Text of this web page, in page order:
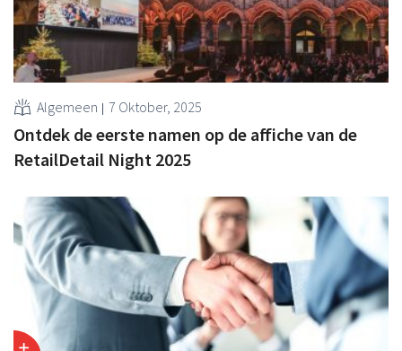
Algemeen 7 Oktober, 2025
Ontdek de eerste namen op de affiche van de
RetailDetail Night 2025